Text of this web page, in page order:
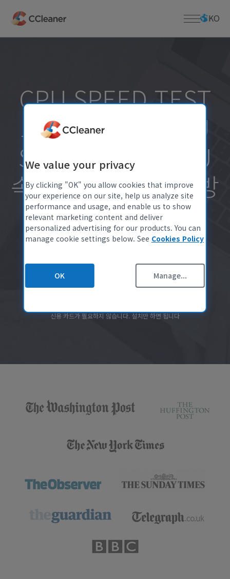
텐
CCleaner
Kamo
CCleaner Browser
Defraggler
Recuva
Speccy
모바일 앱
안드로이드용 CCleaner
iOS 용 CCleaner
Mac용 CCleaner
다운로드
다운로드 센터
Mac용 CCleaner 다운로드
Defraggler 다운로드
Recuva 다운로드
Speccy 다운로드
iOS용 CCleaner 다운로드
제품 지원
라이센스 키 분실
지원 센터
커뮤니티 포럼
회사 소개
회사 정보
블로그
출시 발표
보도 자료
개인 정보 정책
쿠키 정책
공급업체 지침
접근성 정책
파트너 프로그램
기술자
KO
CPU SPEED TEST
프로그램으로 CPU
SPEED TEST(CPU
속도 측정)를 하는 방
법
무료 스캔 시작
신용 카드가 필요하지 않습니다. 설치만 하면 됩니다
We value your privacy
By clicking "OK" you allow cookies that improve
your experience on our site, help us analyze site
performance and usage, and enable us to show
relevant marketing content and deliver
personalized advertising for our products. You can
manage cookie settings below. See Cookies Policy
OK Manage...